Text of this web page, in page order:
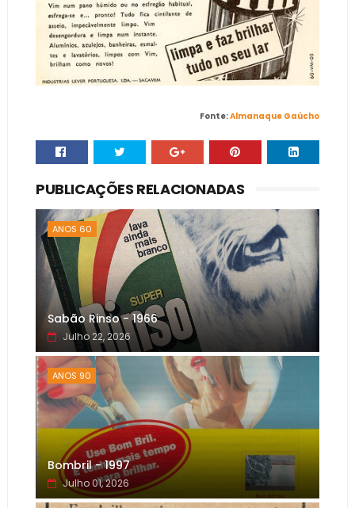
Fonte:Almanaque Gaúcho
PUBLICAÇÕES RELACIONADAS
ANOS 60
Sabão Rinso - 1966
Julho 22, 2026
ANOS 90
Bombril - 1997
Julho 01, 2026